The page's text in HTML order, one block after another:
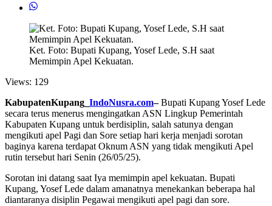
Ket. Foto: Bupati Kupang, Yosef Lede, S.H saat
Memimpin Apel Kekuatan.
Views: 129
KabupatenKupang_ IndoNusra.com–Bupati Kupang Yosef Lede
secara terus menerus mengingatkan ASN Lingkup Pemerintah
Kabupaten Kupang untuk berdisiplin, salah satunya dengan
mengikuti apel Pagi dan Sore setiap hari kerja menjadi sorotan
baginya karena terdapat Oknum ASN yang tidak mengikuti Apel
rutin tersebut hari Senin (26/05/25).
Sorotan ini datang saat Iya memimpin apel kekuatan. Bupati
Kupang, Yosef Lede dalam amanatnya menekankan beberapa hal
diantaranya disiplin Pegawai mengikuti apel pagi dan sore.